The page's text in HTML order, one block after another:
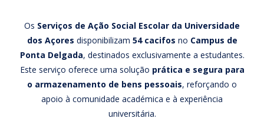
Os Serviços de Ação Social Escolar da Universidade
dos Açores disponibilizam 54 cacifos no Campus de
Ponta Delgada, destinados exclusivamente a estudantes.
Este serviço oferece uma solução prática e segura para
o armazenamento de bens pessoais, reforçando o
apoio à comunidade académica e à experiência
universitária.